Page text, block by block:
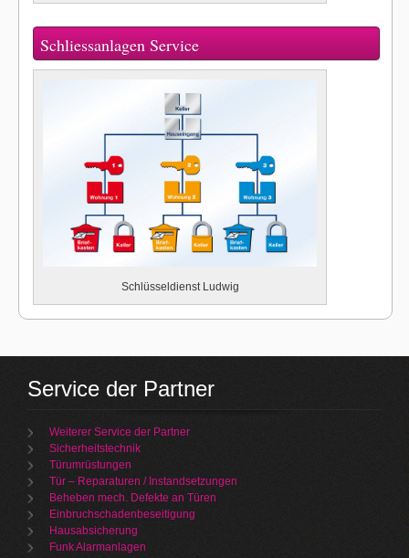
Schliessanlagen Service
Schlüsseldienst Ludwig
Service der Partner
Weiterer Service der Partner
Sicherheitstechnik
Türumrüstungen
Tür – Reparaturen / Instandsetzungen
Beheben mech. Defekte an Türen
Einbruchschadenbeseitigung
Hausabsicherung
Funk Alarmanlagen